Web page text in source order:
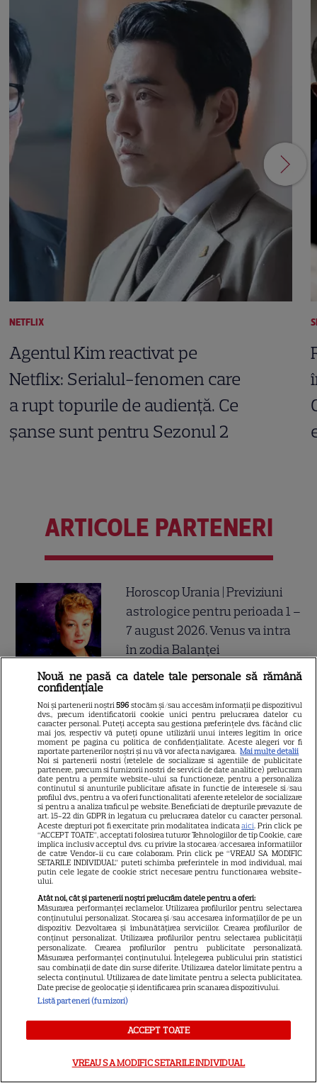
NETFLIX
Agentul Kim reactivat pe
Netflix: Serialul-fenomen care
a rupt topurile de audiență. Ce
șanse sunt pentru Sezonul 2
ARTICOLE PARTENERI
Horoscop Urania | Previziuni
astrologice pentru perioada 1 –
7 august 2026. Venus va intra
în zodia Balanței
Loto 6/49 din 2 august
2026. Report de peste 9
milioane de euro la 6/49,
categoria I
Cum coci vinetele la bloc, fără
să umpli casa de fum
Cum se face cafeaua la presa
franceză – cum funcționează
și care sunt avantajele
Nouă ne pasă ca datele tale personale să rămână
confidențiale
Noi și partenerii noștri596 stocăm și/sau accesăm informații pe dispozitivul
dvs., precum identificatorii cookie unici pentru prelucrarea datelor cu
caracter personal. Puteți accepta sau gestiona preferințele dvs. făcând clic
mai jos, respectiv vă puteți opune utilizării unui interes legitim în orice
moment pe pagina cu politica de confidențialitate. Aceste alegeri vor fi
raportate partenerilor noștri și nu vă vor afecta navigarea. Mai multe detalii
Noi si partenerii nostri (retelele de socializare si agentiile de publicitate
partenere, precum si furnizorii nostri de servicii de date analitice) prelucram
date pentru a permite website-ului sa functioneze, pentru a personaliza
continutul si anunturile publicitare afisate in functie de interesele si/sau
profilul dvs., pentru a va oferi functionalitati aferente retelelor de socializare
si pentru a analiza traficul pe website. Beneficiati de drepturile prevazute de
art. 15-22 din GDPR in legatura cu prelucrarea datelor cu caracter personal.
Aceste drepturi pot fi exercitate prin modalitatea indicataaici. Prin click pe
“ACCEPT TOATE”, acceptati folosirea tuturor Tehnologiilor de tip Cookie, care
implica inclusiv acceptul dvs. cu privire la stocarea/accesarea informatiilor
de catre Vendor-ii cu care colaboram. Prin click pe “VREAU SA MODIFIC
SETARILE INDIVIDUAL” puteti schimba preferintele in mod individual, mai
putin cele legate de cookie strict necesare pentru functionarea website-
ului.
Atât noi, cât și partenerii noștri prelucrăm datele pentru a oferi:
Măsurarea performanței reclamelor. Utilizarea profilurilor pentru selectarea
conținutului personalizat. Stocarea și/sau accesarea informațiilor de pe un
dispozitiv. Dezvoltarea și îmbunătățirea serviciilor. Crearea profilurilor de
conținut personalizat. Utilizarea profilurilor pentru selectarea publicității
personalizate. Crearea profilurilor pentru publicitate personalizată.
Măsurarea performanței conținutului. Înțelegerea publicului prin statistici
sau combinații de date din surse diferite. Utilizarea datelor limitate pentru a
selecta conținutul. Utilizarea de date limitate pentru a selecta publicitatea.
Date precise de geolocație și identificarea prin scanarea dispozitivului.
Listă parteneri (furnizori)
ACCEPT TOATE
VREAU SA MODIFIC SETARILE INDIVIDUAL